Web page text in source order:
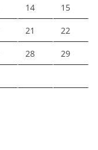
14 15
21 22
28 29